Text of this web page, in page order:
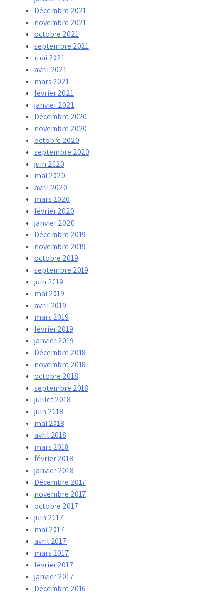
Décembre 2021
novembre 2021
octobre 2021
septembre 2021
mai 2021
avril 2021
mars 2021
février 2021
janvier 2021
Décembre 2020
novembre 2020
octobre 2020
septembre 2020
juin 2020
mai 2020
avril 2020
mars 2020
février 2020
janvier 2020
Décembre 2019
novembre 2019
octobre 2019
septembre 2019
juin 2019
mai 2019
avril 2019
mars 2019
février 2019
janvier 2019
Décembre 2018
novembre 2018
octobre 2018
septembre 2018
juillet 2018
juin 2018
mai 2018
avril 2018
mars 2018
février 2018
janvier 2018
Décembre 2017
novembre 2017
octobre 2017
juin 2017
mai 2017
avril 2017
mars 2017
février 2017
janvier 2017
Décembre 2016